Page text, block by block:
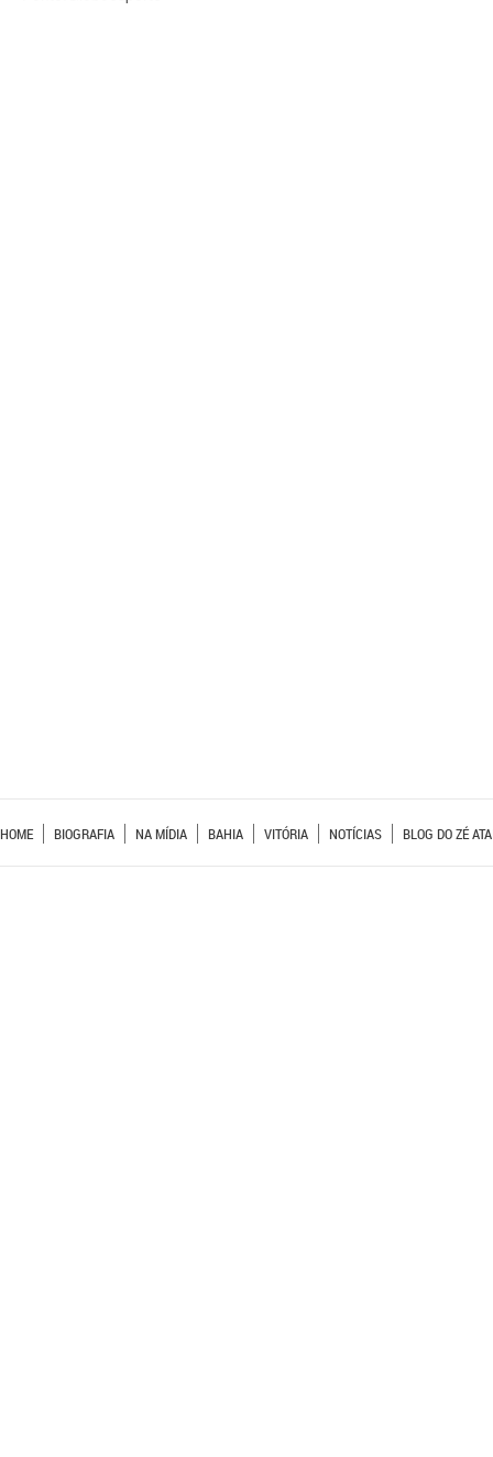
HOME BIOGRAFIA NA MÍDIA BAHIA VITÓRIA NOTÍCIAS BLOG DO ZÉ